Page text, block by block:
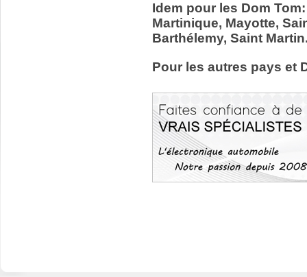
Idem pour les Dom
Martinique, Mayotte,
Barthélemy, Saint
Pour les autres pays et